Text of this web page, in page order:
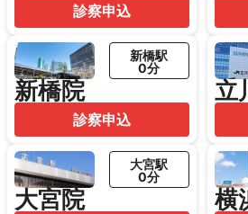
診察申込
新橋院
新橋駅
0分
診察申込
立
大宮院
大宮駅
0分
横